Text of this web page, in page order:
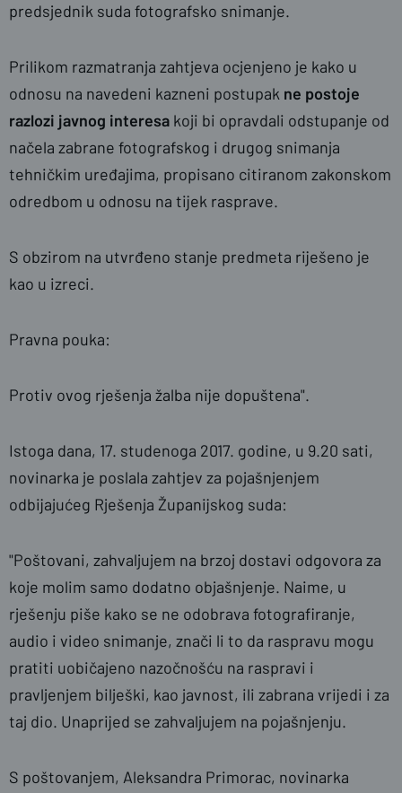
predsjednik suda fotografsko snimanje.
Prilikom razmatranja zahtjeva ocjenjeno je kako u
odnosu na navedeni kazneni postupak ne postoje
razlozi javnog interesa koji bi opravdali odstupanje od
načela zabrane fotografskog i drugog snimanja
tehničkim uređajima, propisano citiranom zakonskom
odredbom u odnosu na tijek rasprave.
S obzirom na utvrđeno stanje predmeta riješeno je
kao u izreci.
Pravna pouka:
Protiv ovog rješenja žalba nije dopuštena".
Istoga dana, 17. studenoga 2017. godine, u 9.20 sati,
novinarka je poslala zahtjev za pojašnjenjem
odbijajućeg Rješenja Županijskog suda:
"Poštovani, zahvaljujem na brzoj dostavi odgovora za
koje molim samo dodatno objašnjenje. Naime, u
rješenju piše kako se ne odobrava fotografiranje,
audio i video snimanje, znači li to da raspravu mogu
pratiti uobičajeno nazočnošću na raspravi i
pravljenjem bilješki, kao javnost, ili zabrana vrijedi i za
taj dio. Unaprijed se zahvaljujem na pojašnjenju.
S poštovanjem, Aleksandra Primorac, novinarka